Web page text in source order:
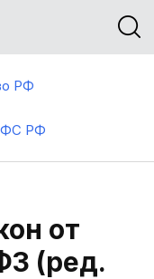
РФ
РФ
от
(ред.